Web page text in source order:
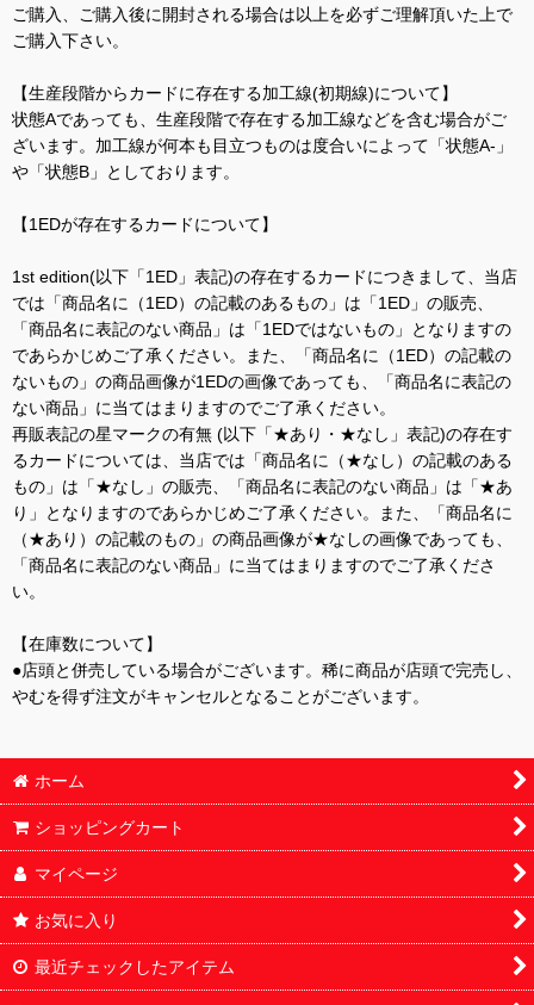
ご購入、ご購入後に開封される場合は以上を必ずご理解頂いた上で
ご購入下さい。
【生産段階からカードに存在する加工線(初期線)について】
状態Aであっても、生産段階で存在する加工線などを含む場合がご
ざいます。加工線が何本も目立つものは度合いによって「状態A-」
や「状態B」としております。
【1EDが存在するカードについて】
1st edition(以下「1ED」表記)の存在するカードにつきまして、当店
では「商品名に（1ED）の記載のあるもの」は「1ED」の販売、
「商品名に表記のない商品」は「1EDではないもの」となりますの
であらかじめご了承ください。また、「商品名に（1ED）の記載の
ないもの」の商品画像が1EDの画像であっても、「商品名に表記の
ない商品」に当てはまりますのでご了承ください。
再販表記の星マークの有無 (以下「★あり・★なし」表記)の存在す
るカードについては、当店では「商品名に（★なし）の記載のある
もの」は「★なし」の販売、「商品名に表記のない商品」は「★あ
り」となりますのであらかじめご了承ください。また、「商品名に
（★あり）の記載のもの」の商品画像が★なしの画像であっても、
「商品名に表記のない商品」に当てはまりますのでご了承くださ
い。
【在庫数について】
●店頭と併売している場合がございます。稀に商品が店頭で完売し、
やむを得ず注文がキャンセルとなることがございます。
ホーム
ショッピングカート
マイページ
お気に入り
最近チェックしたアイテム